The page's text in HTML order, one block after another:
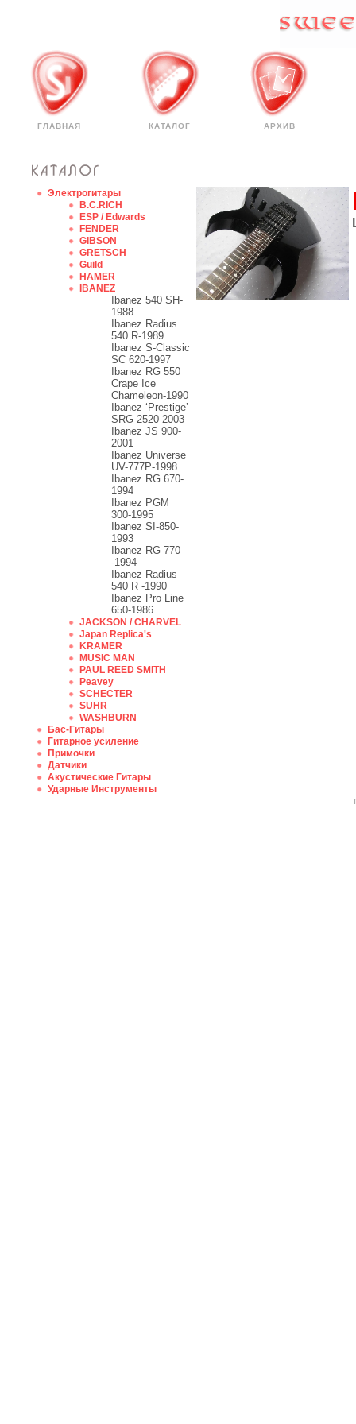
ГЛАВНАЯ КАТАЛОГ АРХИВ
Электрогитары
B.C.RICH
ESP / Edwards
FENDER
GIBSON
GRETSCH
Guild
HAMER
IBANEZ
Ibanez 540 SH-
1988
Ibanez Radius
540 R-1989
Ibanez S-Classic
SC 620-1997
Ibanez RG 550
Crape Ice
Chameleon-1990
Ibanez ‘Prestige’
SRG 2520-2003
Ibanez JS 900-
2001
Ibanez Universe
UV-777P-1998
Ibanez RG 670-
1994
Ibanez PGM
300-1995
Ibanez SI-850-
1993
Ibanez RG 770
-1994
Ibanez Radius
540 R -1990
Ibanez Pro Line
650-1986
JACKSON / CHARVEL
Japan Replica's
KRAMER
MUSIC MAN
PAUL REED SMITH
Peavey
SCHECTER
SUHR
WASHBURN
Бас-Гитары
Гитарное усиление
Примочки
Датчики
Акустические Гитары
Ударные Инструменты